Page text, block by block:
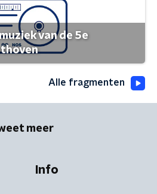
van de 5e
Alle fragmenten
meer
Info